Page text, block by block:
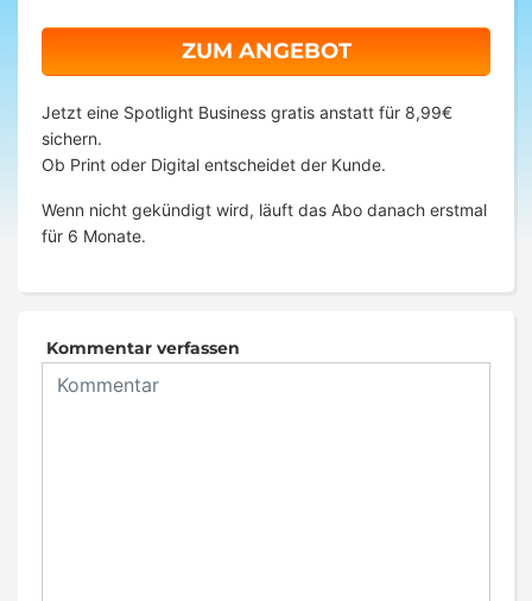
ZUM ANGEBOT
Jetzt eine Spotlight Business gratis anstatt für 8,99€
sichern.
Ob Print oder Digital entscheidet der Kunde.
Wenn nicht gekündigt wird, läuft das Abo danach erstmal
für 6 Monate.
Kommentar verfassen